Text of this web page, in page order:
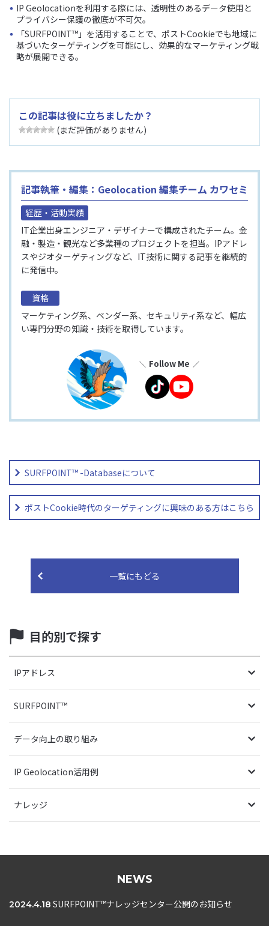
IP Geolocationを利用する際には、透明性のあるデータ使用と
プライバシー保護の徹底が不可欠。
「SURFPOINT™」を活用することで、ポストCookieでも地域に
基づいたターゲティングを可能にし、効果的なマーケティング戦
略が展開できる。
この記事は役に立ちましたか？
(まだ評価がありません)
記事執筆・編集：Geolocation 編集チーム カワセミ
経歴・活動実績
IT企業出身エンジニア・デザイナーで構成されたチーム。金
融・製造・観光など多業種のプロジェクトを担当。IPアドレ
スやジオターゲティングなど、IT技術に関する記事を継続的
に発信中。
資格
マーケティング系、ベンダー系、セキュリティ系など、幅広
い専門分野の知識・技術を取得しています。
Follow Me
SURFPOINT™ -Databaseについて
ポストCookie時代のターゲティングに興味のある方はこちら
一覧にもどる
目的別で探す
IPアドレス
SURFPOINT™
データ向上の取り組み
IP Geolocation活用例
ナレッジ
NEWS
2024.4.18 SURFPOINT™ナレッジセンター公開のお知らせ